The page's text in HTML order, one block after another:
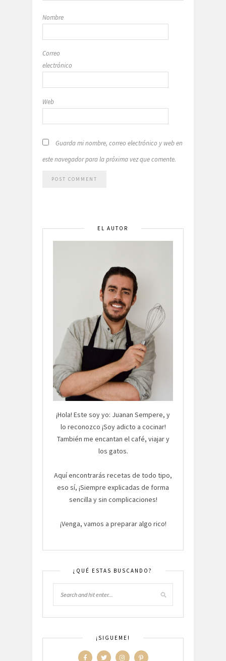
Nombre
Correo
electrónico
Web
Guarda mi nombre, correo electrónico y web en
este navegador para la próxima vez que comente.
EL AUTOR
¡Hola! Este soy yo: Juanan Sempere, y
lo reconozco ¡Soy adicto a cocinar!
También me encantan el café, viajar y
los gatos.
Aquí encontrarás recetas de todo tipo,
eso sí, ¡Siempre explicadas de forma
sencilla y sin complicaciones!
¡Venga, vamos a preparar algo rico!
¿QUÉ ESTAS BUSCANDO?
¡SIGUEME!